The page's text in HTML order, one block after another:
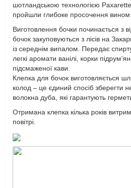
шотландською технологією
пройшли глибоке просочення вином
Виготовлення бочки починається з
бочок закуповуються з лісів на
із середнім випалом. Передає
легкі аромати ванілі, корки
підсмаженої кави.
Клепка для бочок виготовляється
колод – це єдиний спосіб зберегти
волокна дуба, які гарантують
Отримана клепка кілька років
повітрі.